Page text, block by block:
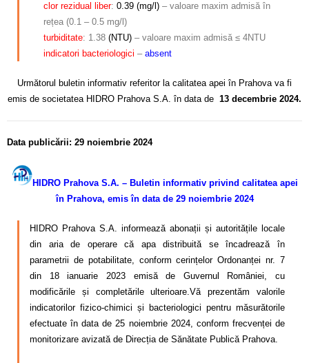
clor rezidual liber: 0.39 (mg/l) – valoare maxim admisă în
rețea (0.1 – 0.5 mg/l)
turbiditate: 1.38 (NTU) – valoare maxim admisă ≤ 4NTU
indicatori bacteriologici – absent
Următorul buletin informativ referitor la calitatea apei în Prahova va fi
emis de societatea HIDRO Prahova S.A. în data de 13 decembrie 2024.
Data publicării: 29 noiembrie 2024
HIDRO Prahova S.A. – Buletin informativ privind calitatea apei
în Prahova, emis în data de 29 noiembrie 2024
HIDRO Prahova S.A. informează abonații și autoritățile locale
din aria de operare că apa distribuită se încadrează în
parametrii de potabilitate, conform cerințelor Ordonanței nr. 7
din 18 ianuarie 2023 emisă de Guvernul României, cu
modificările și completările ulterioare.Vă prezentăm valorile
indicatorilor fizico-chimici și bacteriologici pentru măsurătorile
efectuate în data de 25 noiembrie 2024, conform frecvenței de
monitorizare avizată de Direcția de Sănătate Publică Prahova.